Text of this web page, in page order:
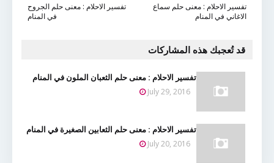
تفسير الاحلام : معنى حلم الجروح
في المنام
تفسير الاحلام : معنى حلم سماع
الاغاني في المنام
قد تُعجبك هذه المشاركات
تفسير الاحلام : معنى حلم الثعبان الملون في المنام
July 29, 2016
تفسير الاحلام : معنى حلم الثعابين الصغيرة في المنام
July 20, 2016